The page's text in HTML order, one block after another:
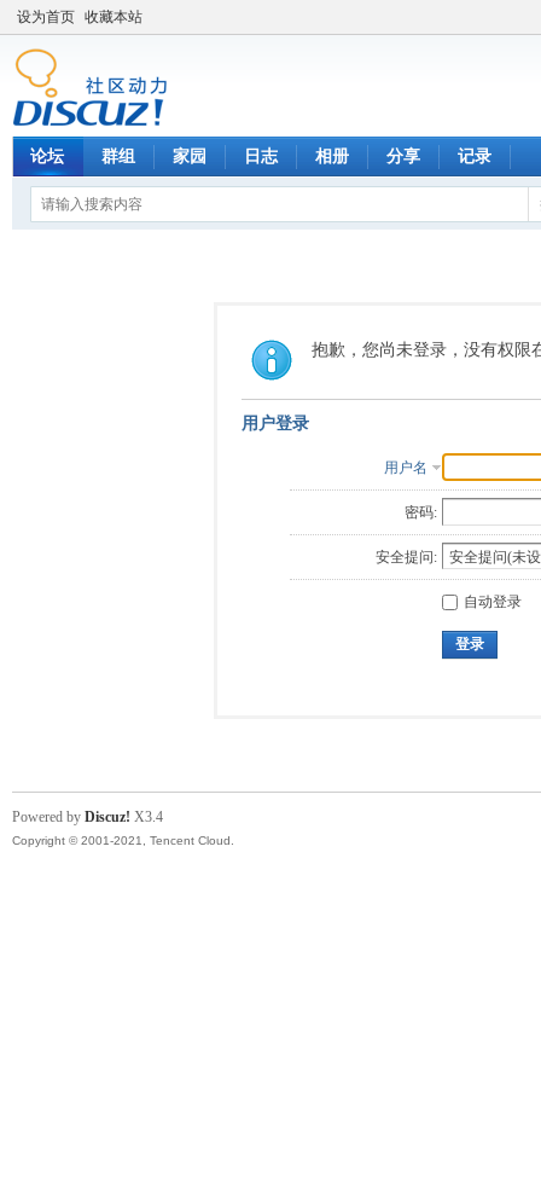
设为首页 收藏本站
论坛 群组 家园 日志 相册 分享 记录
抱歉，您尚未登录，没有权限
用户登录
用户名
密码:
安全提问:
自动登录
登录
Powered by Discuz! X3.4
Copyright © 2001-2021, Tencent Cloud.